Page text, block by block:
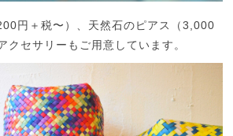
円＋税〜）、天然石のピアス（3,000
クセサリーもご用意しています。